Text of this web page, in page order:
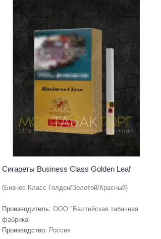
Сигареты Business Class Golden Leaf
(Бизнес Класс Голден/Золотой/Красный)
Производитель: ООО "Балтийская табачная
фабрика"
Производство: Россия